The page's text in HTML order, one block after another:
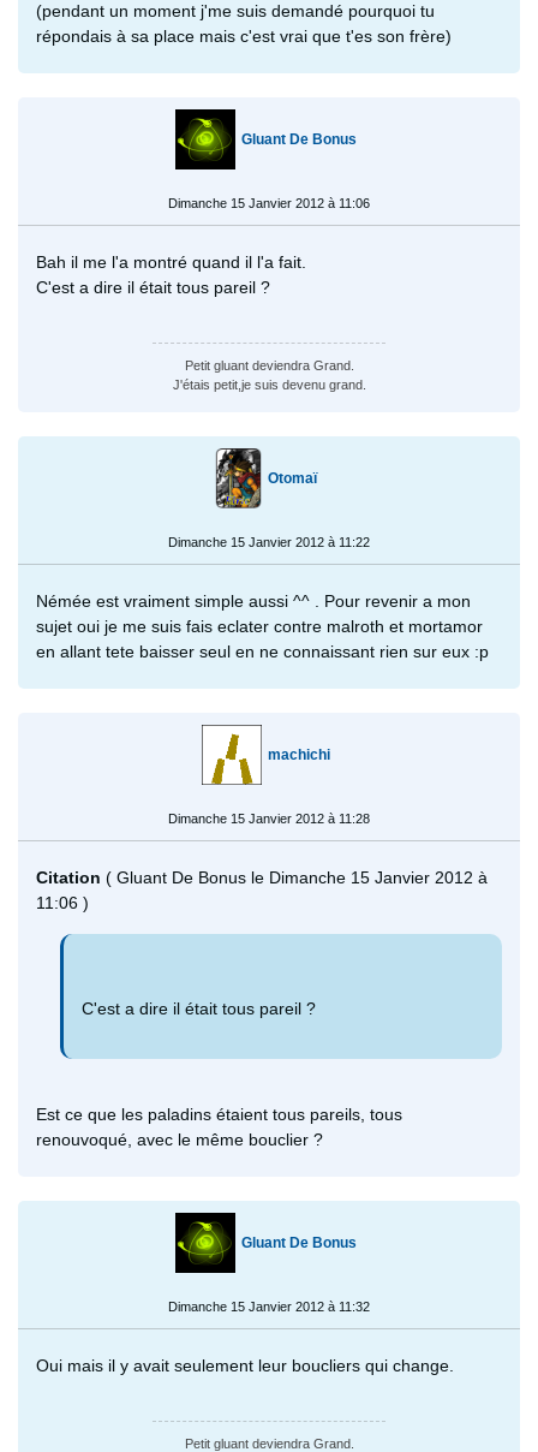
(pendant un moment j'me suis demandé pourquoi tu
répondais à sa place mais c'est vrai que t'es son frère)
Gluant De Bonus
Dimanche 15 Janvier 2012 à 11:06
Bah il me l'a montré quand il l'a fait.
C'est a dire il était tous pareil ?
Petit gluant deviendra Grand.
J'étais petit,je suis devenu grand.
Otomaï
Dimanche 15 Janvier 2012 à 11:22
Némée est vraiment simple aussi ^^ . Pour revenir a mon
sujet oui je me suis fais eclater contre malroth et mortamor
en allant tete baisser seul en ne connaissant rien sur eux :p
machichi
Dimanche 15 Janvier 2012 à 11:28
Citation ( Gluant De Bonus le Dimanche 15 Janvier 2012 à
11:06 )
C'est a dire il était tous pareil ?
Est ce que les paladins étaient tous pareils, tous
renouvoqué, avec le même bouclier ?
Gluant De Bonus
Dimanche 15 Janvier 2012 à 11:32
Oui mais il y avait seulement leur boucliers qui change.
Petit gluant deviendra Grand.